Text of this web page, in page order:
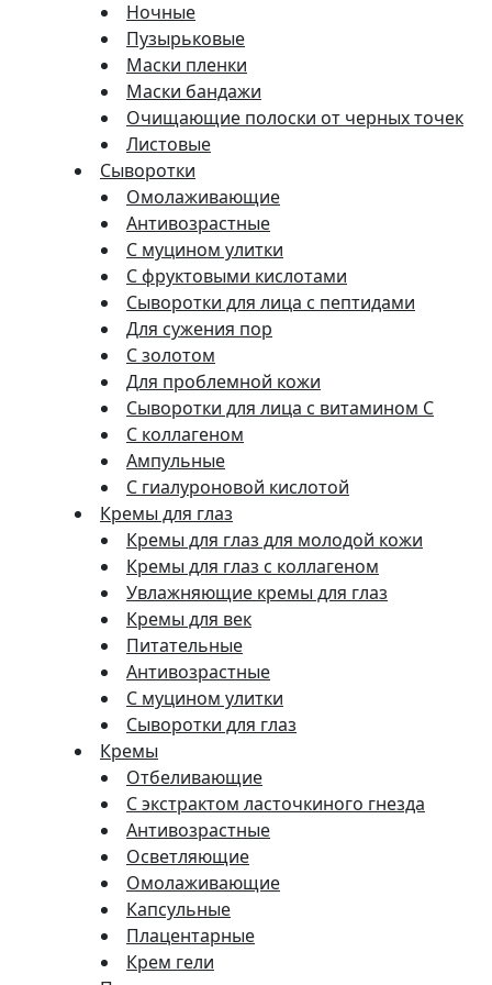
Ночные
Пузырьковые
Маски пленки
Маски бандажи
Очищающие полоски от черных точек
Листовые
Сыворотки
Омолаживающие
Антивозрастные
С муцином улитки
С фруктовыми кислотами
Сыворотки для лица с пептидами
Для сужения пор
С золотом
Для проблемной кожи
Сыворотки для лица с витамином C
С коллагеном
Ампульные
С гиалуроновой кислотой
Кремы для глаз
Кремы для глаз для молодой кожи
Кремы для глаз с коллагеном
Увлажняющие кремы для глаз
Кремы для век
Питательные
Антивозрастные
С муцином улитки
Сыворотки для глаз
Кремы
Отбеливающие
С экстрактом ласточкиного гнезда
Антивозрастные
Осветляющие
Омолаживающие
Капсульные
Плацентарные
Крем гели